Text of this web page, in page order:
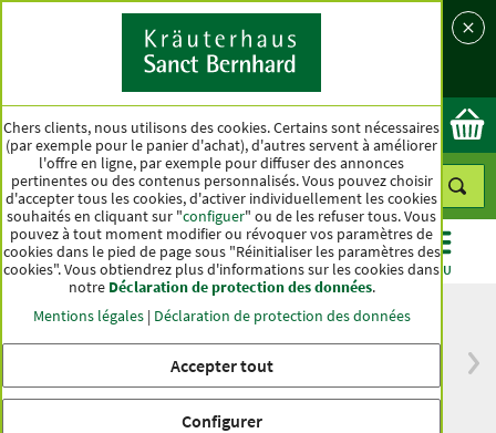
Pays
Ok
CATÉGORIES OFFRES BEST-SELLER MENU
Livraison gratuite
à partir de 50 €
pour l'Allemagne
gamme depuis
Chers clients, nous utilisons des cookies. Certains sont nécessaires
(par exemple pour le panier d'achat), d'autres servent à améliorer
l'offre en ligne, par exemple pour diffuser des annonces
pertinentes ou des contenus personnalisés. Vous pouvez choisir
d'accepter tous les cookies, d'activer individuellement les cookies
souhaités en cliquant sur "configuer" ou de les refuser tous. Vous
pouvez à tout moment modifier ou révoquer vos paramètres de
cookies dans le pied de page sous "Réinitialiser les paramètres des
cookies". Vous obtiendrez plus d'informations sur les cookies dans
notre Déclaration de protection des données.
Mentions légales| Déclaration de protection des données
Accepter tout
Configurer